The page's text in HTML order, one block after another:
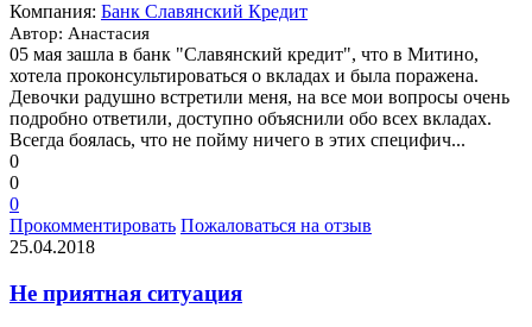
Компания: Банк Славянский Кредит
Автор: Анастасия
05 мая зашла в банк "Славянский кредит", что в Митино,
хотела проконсультироваться о вкладах и была поражена.
Девочки радушно встретили меня, на все мои вопросы очень
подробно ответили, доступно объяснили обо всех вкладах.
Всегда боялась, что не пойму ничего в этих специфич...
0
0
0
Прокомментировать Пожаловаться на отзыв
25.04.2018
Не приятная ситуация